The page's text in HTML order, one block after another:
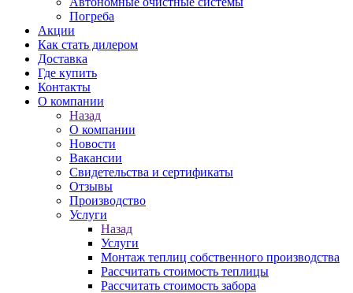
Погреба
Акции
Как стать дилером
Доставка
Где купить
Контакты
О компании
Назад
О компании
Новости
Вакансии
Свидетельства и сертификаты
Отзывы
Производство
Услуги
Назад
Услуги
Монтаж теплиц собственного производства
Рассчитать стоимость теплицы
Рассчитать стоимость забора